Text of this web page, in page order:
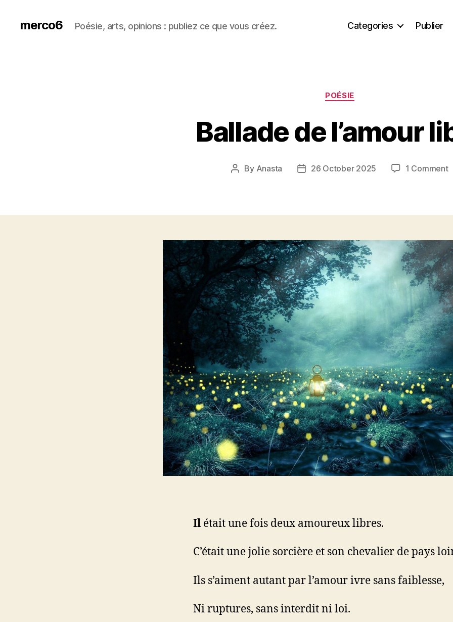
merco6 Poésie, arts, opinions : publiez ce que vous créez. Categories Publier
Categories
POÉSIE
Ballade de l’amour
Post
By Anasta
Post26 October 2025 1 Comment
Il était une fois deux amoureux libres.
C’était une jolie sorcière et son chevalier de pays
Ils s’aiment autant par l’amour ivre sans faiblesse,
Ni ruptures, sans interdit ni loi.